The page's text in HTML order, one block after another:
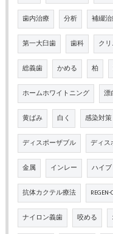
歯内治療 分析 補綴
第一大臼歯 歯科 ク
総義歯 かめる 柏
ホームホワイトニング 漂
黄ばみ 白く 感染対策
ディスポーザブル ディス
金属 インレー ハイ
抗体カクテル療法 REGEN-
ナイロン義歯 咬める